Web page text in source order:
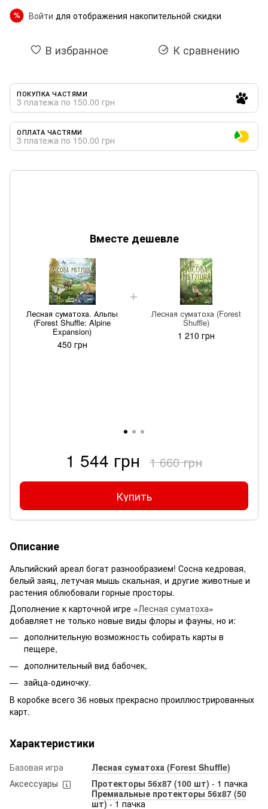
% Войти для отображения накопительной скидки
В избранное К сравнению
ПОКУПКА ЧАСТЯМИ
3 платежа по 150.00 грн
ОПЛАТА ЧАСТЯМИ
3 платежа по 150.00 грн
Вместе дешевле
Лесная суматоха. Альпы
(Forest Shuffle: Alpine
Expansion)
450 грн
Лесная суматоха (Forest
Shuffle)
1 210 грн
1 544 грн 1 660 грн
Купить
Описание
Альпийский ареал богат разнообразием! Сосна кедровая,
белый заяц, летучая мышь скальная, и другие животные и
растения облюбовали горные просторы.
Дополнение к карточной игре «Лесная суматоха»
добавляет не только новые виды флоры и фауны, но и:
дополнительную возможность собирать карты в
пещере,
дополнительный вид бабочек,
зайца-одиночку.
В коробке всего 36 новых прекрасно проиллюстрированных
карт.
Характеристики
Базовая игра
Лесная суматоха (Forest Shuffle)
Аксессуары
Протекторы 56x87 (100 шт) - 1 пачка
Премиальные протекторы 56x87 (50
шт)- 1 пачка